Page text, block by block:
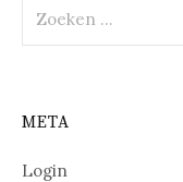
naar:
META
Login